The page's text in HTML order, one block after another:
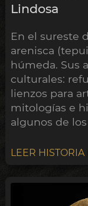
Lindosa
En el sureste
arenisca
húmeda. Sus
culturales:
lienzos para
mitologías e
algunos de
LEER HISTORIA